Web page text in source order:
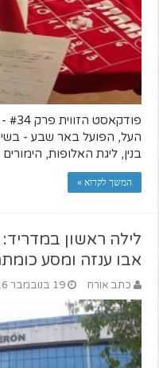
העל, הפועל באר שבע -
בנין, ליגת האלופות,
המשך לקרוא »
לילה ראשון
אבו ענזה ומסע
כתב אורח 19 בנובמבר 2016